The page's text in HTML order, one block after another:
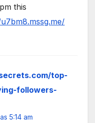
this
top-
followers-
5:14 am